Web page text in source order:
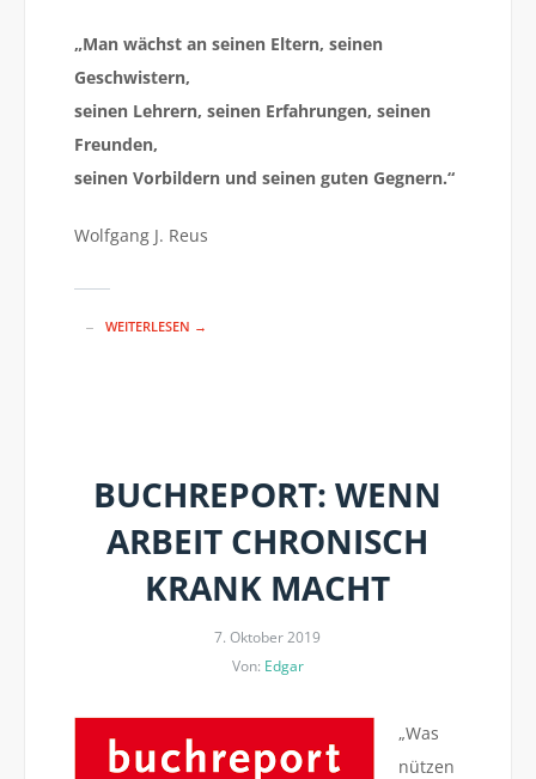
„Man wächst an seinen Eltern, seinen
Geschwistern,
seinen Lehrern, seinen Erfahrungen, seinen
Freunden,
seinen Vorbildern und seinen guten Gegnern.“
Wolfgang J. Reus
WEITERLESEN →
BUCHREPORT: WENN
ARBEIT CHRONISCH
KRANK MACHT
7. Oktober 2019
Von: Edgar
„Was
nützen